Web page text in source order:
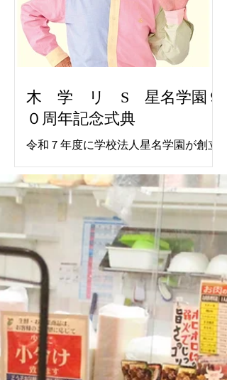
北店横の公設駐車場をお借りしてあり
ますのでご利用ください。 位置は以下
の通り
https://maps.app.goo.gl/544mB8xuA7ri
には停めないようにお願いします。 記
念講演中は写真・動画撮影共に禁止で
す。ぜひ生の目でご覧ください。
木 学 リ S 星名学園９
０周年記念式典
令和７年度に学校法人星名学園が創立
て来る１１月８日（土）河北台中学校
講堂にて記念式典・記念講演を行いま
す。 式典は午前９時半より。記念講演
講師にはわくわくさんでおなじみ久保
田雅人氏を講師に「創造力と学びの楽
しさを」を演目に工作教室を行って
い...